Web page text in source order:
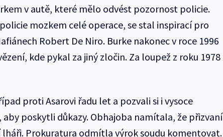
v autě, které mělo odvést pozornost policie.
mozkem celé operace, se stal inspirací pro
Robert De Niro. Burke nakonec v roce 1996
kde pykal za jiný zločin. Za loupež z roku 1978
proti Asarovi řadu let a pozvali si i vysoce
poskytli důkazy. Obhajoba namítala, že přizvaní
Prokuratura odmítla výrok soudu komentovat.